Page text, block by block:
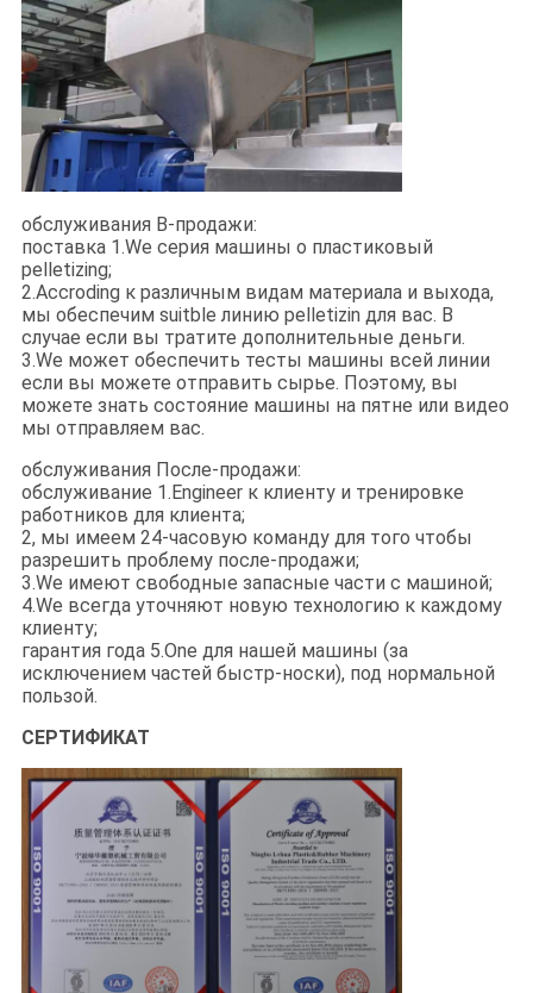
обслуживания В-продажи:
поставка 1.We серия машины о пластиковый
pelletizing;
2.Accroding к различным видам материала и выхода,
мы обеспечим suitble линию pelletizin для вас. В
случае если вы тратите дополнительные деньги.
3.We может обеспечить тесты машины всей линии
если вы можете отправить сырье. Поэтому, вы
можете знать состояние машины на пятне или видео
мы отправляем вас.
обслуживания После-продажи:
обслуживание 1.Engineer к клиенту и тренировке
работников для клиента;
2, мы имеем 24-часовую команду для того чтобы
разрешить проблему после-продажи;
3.We имеют свободные запасные части с машиной;
4.We всегда уточняют новую технологию к каждому
клиенту;
гарантия года 5.One для нашей машины (за
исключением частей быстр-носки), под нормальной
пользой.
СЕРТИФИКАТ